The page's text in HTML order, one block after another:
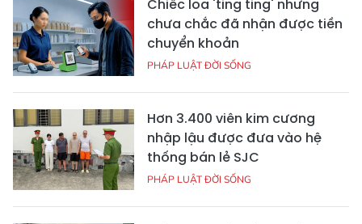
Chiếc loa 'ting ting' nhưng
chưa chắc đã nhận được tiền
chuyển khoản
PHÁP LUẬT ĐỜI SỐNG
Hơn 3.400 viên kim cương
nhập lậu được đưa vào hệ
thống bán lẻ SJC
PHÁP LUẬT ĐỜI SỐNG